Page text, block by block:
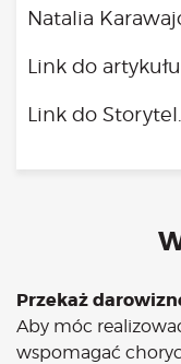
Natalia
Link do artykułu
Link do
Przekaż
Aby móc
wspomagać